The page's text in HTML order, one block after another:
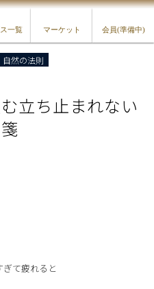
一覧 マーケット 会員(準備中)
自然の法則
立ち止まれない
て疲れると